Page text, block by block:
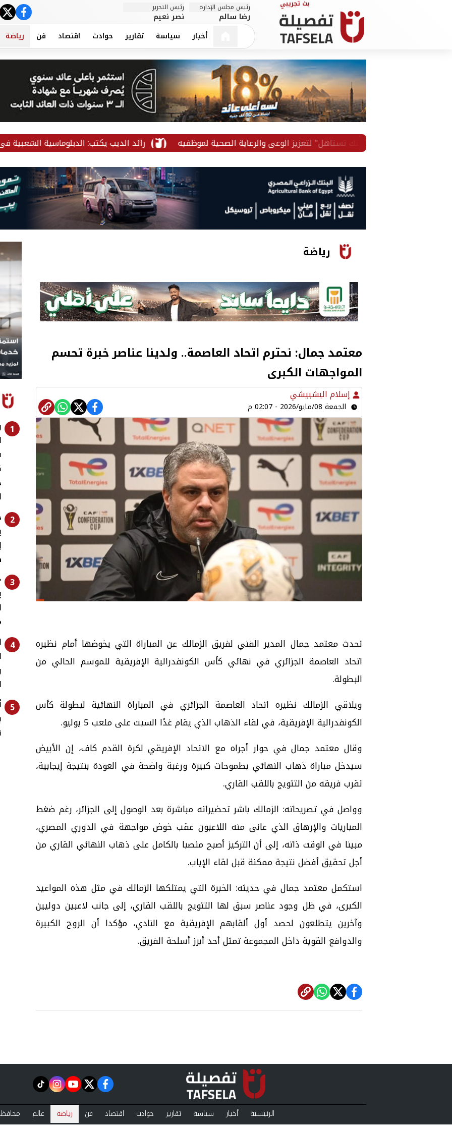
رئيس مجلس الإدارة
رضا سالم
رئيس التحرير
نصر نعيم
أخبار سياسة تقارير حوادث اقتصاد فن رياضة
رائد الديب يكتب: الدبلوماسية الشعبية في ثوب مبادرة "صحتك تستاهل" لتعزيز الوعي والرعاية الصحية لموظفيه
رياضة
معتمد جمال: نحترم اتحاد العاصمة.. ولدينا عناصر خبرة تحسم
المواجهات الكبرى
إسلام البشبيشي
الجمعة 08/مايو/2026 - 02:07 م
تحدث معتمد جمال المدير الفني لفريق الزمالك عن المباراة التي يخوضها أمام نظيره
اتحاد العاصمة الجزائري في نهائي كأس الكونفدرالية الإفريقية للموسم الحالي من
البطولة.
ويلاقي الزمالك نظيره اتحاد العاصمة الجزائري في المباراة النهائية لبطولة كأس
الكونفدرالية الإفريقية، في لقاء الذهاب الذي يقام غدًا السبت على ملعب 5 يوليو.
وقال معتمد جمال في حوار أجراه مع الاتحاد الإفريقي لكرة القدم كاف، إن الأبيض
سيدخل مباراة ذهاب النهائي بطموحات كبيرة ورغبة واضحة في العودة بنتيجة إيجابية،
تقرب فريقه من التتويج باللقب القاري.
وواصل في تصريحاته: الزمالك باشر تحضيراته مباشرة بعد الوصول إلى الجزائر، رغم ضغط
المباريات والإرهاق الذي عانى منه اللاعبون عقب خوض مواجهة في الدوري المصري،
مبينا في الوقت ذاته، إلى أن التركيز أصبح منصبا بالكامل على ذهاب النهائي القاري من
أجل تحقيق أفضل نتيجة ممكنة قبل لقاء الإياب.
استكمل معتمد جمال في حديثه: الخبرة التي يمتلكها الزمالك في مثل هذه المواعيد
الكبرى، في ظل وجود عناصر سبق لها التتويج باللقب القاري، إلى جانب لاعبين دوليين
وآخرين يتطلعون لحصد أول ألقابهم الإفريقية مع النادي، مؤكدا أن الروح الكبيرة
والدوافع القوية داخل المجموعة تمثل أحد أبرز أسلحة الفريق.
1
2
3
4
5
facebook
twitter
youtube
instagram
tiktok
الرئيسية أخبار سياسة تقارير حوادث اقتصاد فن رياضة عالم